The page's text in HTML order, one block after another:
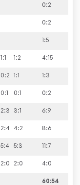
0:2
0:2
1:5
1:1 1:2 4:15
0:2 1:1 1:3
0:1 0:1 0:2
2:3 3:1 6:9
2:4 4:2 8:6
5:4 5:3 11:7
2:0 2:0 4:0
60:54